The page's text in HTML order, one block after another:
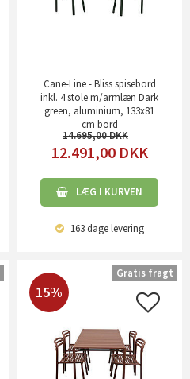
Cane-Line - Bliss spisebord
inkl. 4 stole m/armlæn Dark
green, aluminium, 133x81
cm bord
14.695,00
12.491,00 DKK
LÆG I KURVEN
163 dagelevering
15%
Gratis fragt